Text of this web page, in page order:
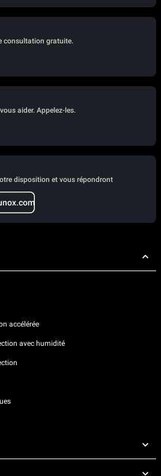
consultation gratuite.
aider. Appelez-les.
disposition et vous répondront
accélérée
avec humidité